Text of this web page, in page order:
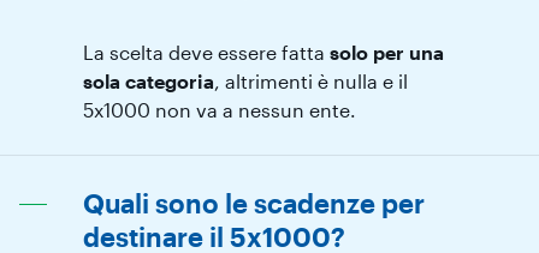
La scelta deve essere fatta solo per una
sola categoria , altrimenti è nulla e il
5x1000 non va a nessun ente.
Quali sono le scadenze per
destinare il 5x1000?